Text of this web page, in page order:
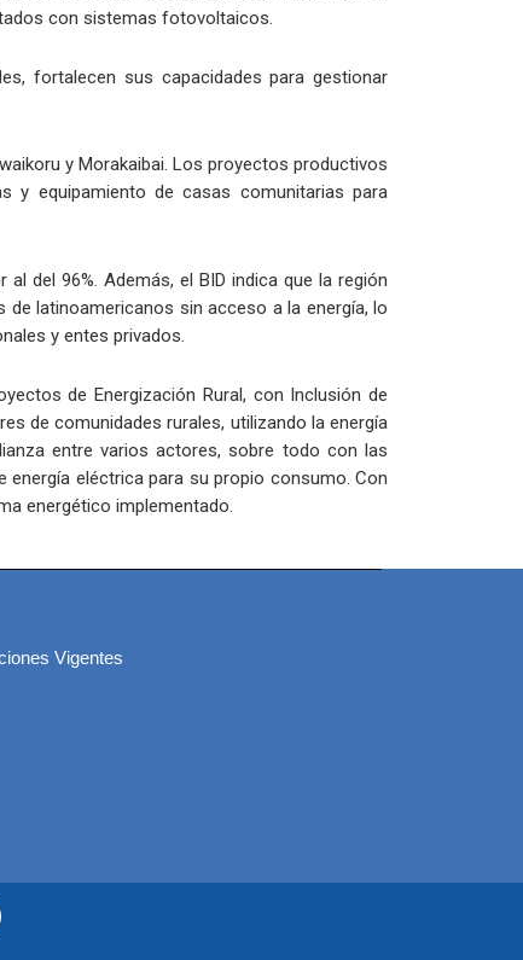
con sistemas fotovoltaicos.
fortalecen sus capacidades para gestionar
y Morakaibai. Los proyectos productivos
y equipamiento de casas comunitarias para
del 96%. Además, el BID indica que la región
de latinoamericanos sin acceso a la energía, lo
y entes privados.
de Energización Rural, con Inclusión de
de comunidades rurales, utilizando la energía
entre varios actores, sobre todo con las
eléctrica para su propio consumo. Con
energético implementado.
Vigentes